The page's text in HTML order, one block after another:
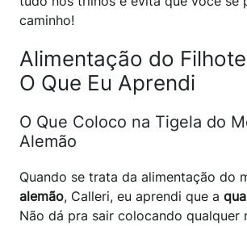
caminho!
Alimentação do
O Que Eu Aprendi
O Que Coloco na Tigela do
Alemão
Quando se trata da alimentação do
alemão, Calleri, eu aprendi que a
Não dá pra sair colocando qualquer